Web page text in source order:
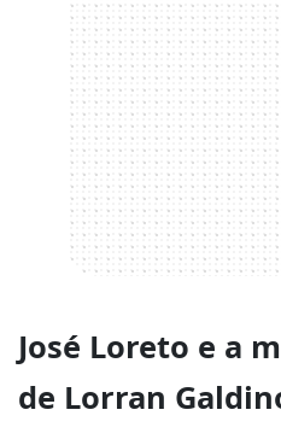
José Loreto e a
de Lorran